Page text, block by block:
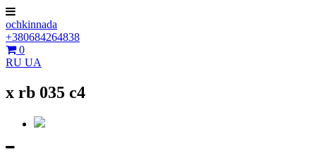
ochkinnada
+380684264838
0
RU UA
x rb 035 c4